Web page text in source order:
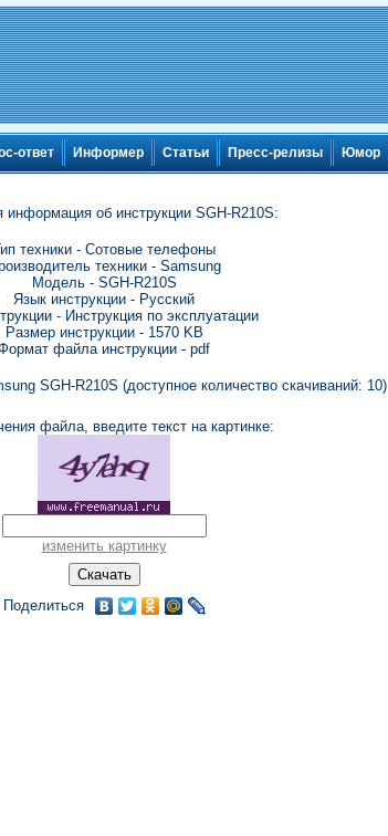
ответ Информер Статьи Пресс-релизы Юмор
информация об инструкции SGH-R210S:
техники - Сотовые телефоны
техники - Samsung
Модель - SGH-R210S
Язык инструкции - Русский
- Инструкция по эксплуатации
Размер инструкции - 1570 KB
файла инструкции - pdf
SGH-R210S (доступное количество скачиваний: 10)
файла, введите текст на картинке:
изменить картинку
Поделиться